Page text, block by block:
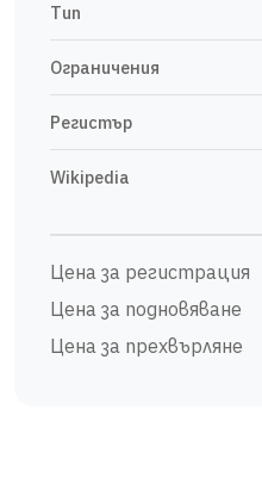
Тип
Ограничения
Регистър
Wikipedia
Цена за регистрация
Цена за подновяване
Цена за прехвърляне